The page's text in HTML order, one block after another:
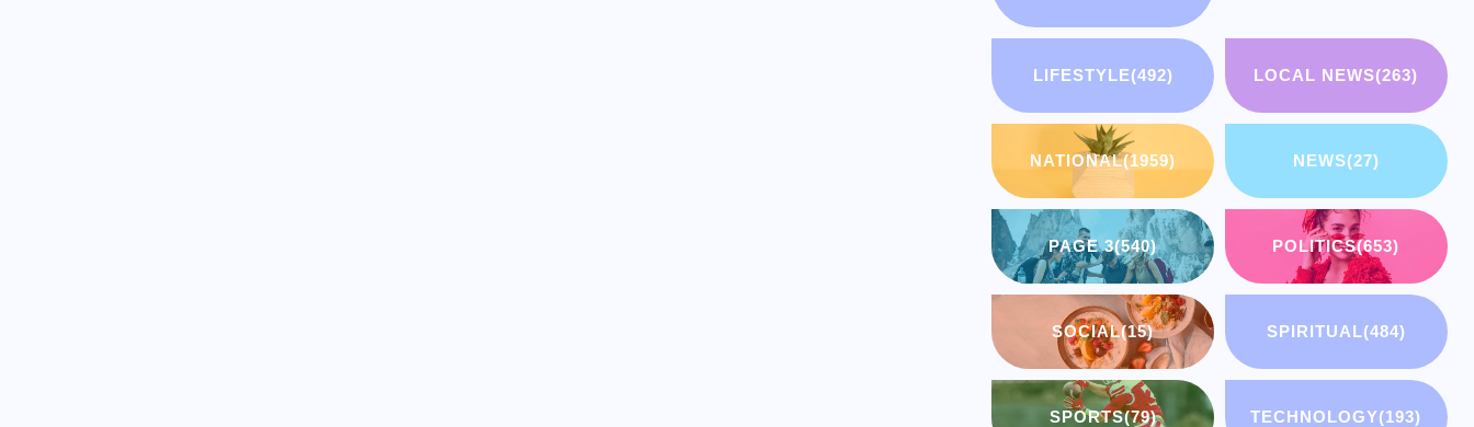
LIFESTYLE(492) LOCAL NEWS(263)
NATIONAL(1959) NEWS(27)
PAGE 3(540) POLITICS(653)
SOCIAL(15) SPIRITUAL(484)
SPORTS(79) TECHNOLOGY(193)